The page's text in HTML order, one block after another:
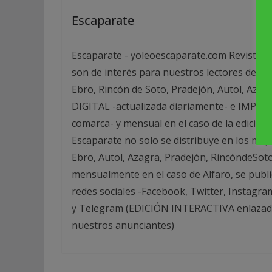
Escaparate
Escaparate - yoleoescaparate.com Revista
son de interés para nuestros lectores de
Ebro, Rincón de Soto, Pradejón, Autol,
DIGITAL -actualizada diariamente- e
comarca- y mensual en el caso de la
Escaparate no solo se distribuye en los
Ebro, Autol, Azagra, Pradejón,
mensualmente en el caso de Alfaro, se
redes sociales -Facebook, Twitter,
y Telegram (EDICIÓN INTERACTIVA
nuestros anunciantes)